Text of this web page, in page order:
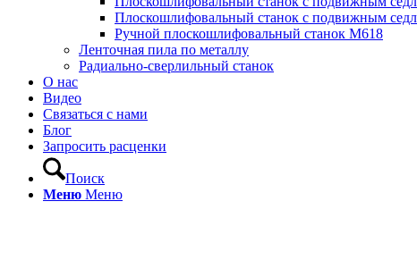
Плоскошлифовальный станок с подвижным
Ручной плоскошлифовальный станок M618
Ленточная пила по металлу
Радиально-сверлильный станок
О нас
Видео
Связаться с нами
Блог
Запросить расценки
Поиск
Меню Меню